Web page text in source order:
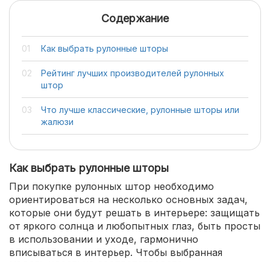
Содержание
Как выбрать рулонные шторы
Рейтинг лучших производителей рулонных
штор
Что лучше классические, рулонные шторы или
жалюзи
Как выбрать рулонные шторы
При покупке рулонных штор необходимо
ориентироваться на несколько основных задач,
которые они будут решать в интерьере: защищать
от яркого солнца и любопытных глаз, быть просты
в использовании и уходе, гармонично
вписываться в интерьер. Чтобы выбранная